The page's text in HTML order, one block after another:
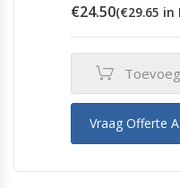
€24.50(€29.65 in
Vraag Offerte